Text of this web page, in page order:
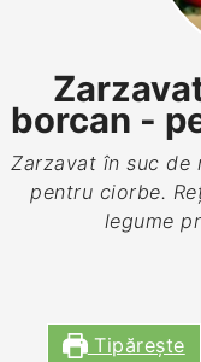
borcan -
Zarzavat în suc de
pentru ciorbe.
legume
Tipărește